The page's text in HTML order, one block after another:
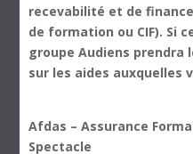
recevabilité et de
de formation ou CIF). Si
groupe Audiens prendra
sur les aides auxquelles
Afdas – Assurance
Spectacle